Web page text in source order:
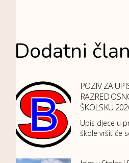
Dodatni
POZIV ZA
RAZRED
ŠKOLSKU
Upis djece u
škole vršit će